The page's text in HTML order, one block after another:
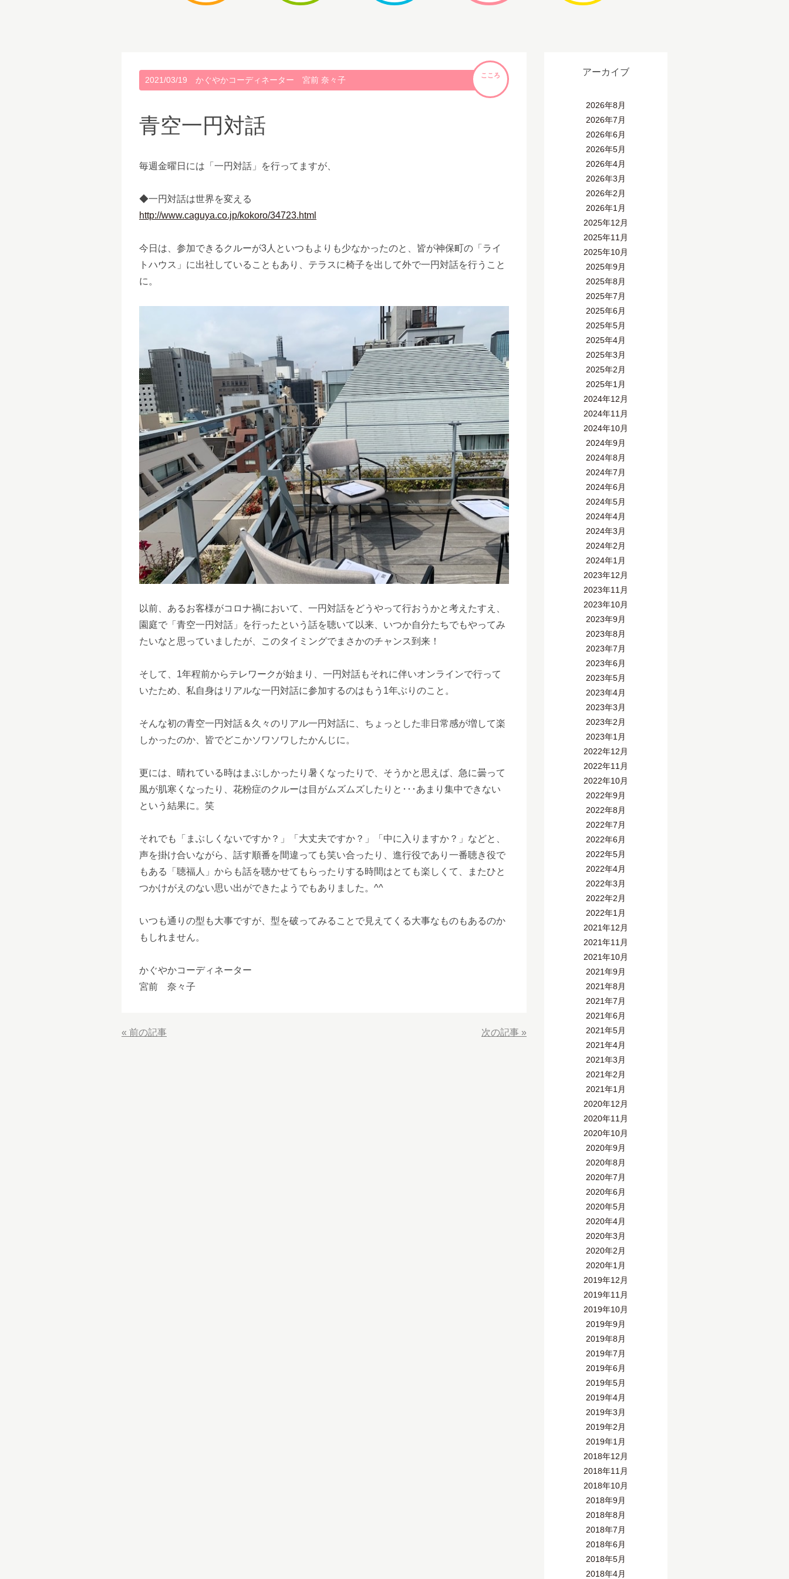
2021/03/19 かぐやかコーディネーター 宮前 奈々子 こころ
青空一円対話
毎週金曜日には「一円対話」を行ってますが、
◆一円対話は世界を変える
http://www.caguya.co.jp/kokoro/34723.html
今日は、参加できるクルーが3人といつもよりも少なかったのと、皆が神保町の「ライ
トハウス」に出社していることもあり、テラスに椅子を出して外で一円対話を行うこと
に。
以前、あるお客様がコロナ禍において、一円対話をどうやって行おうかと考えたすえ、
園庭で「青空一円対話」を行ったという話を聴いて以来、いつか自分たちでもやってみ
たいなと思っていましたが、このタイミングでまさかのチャンス到来！
そして、1年程前からテレワークが始まり、一円対話もそれに伴いオンラインで行って
いたため、私自身はリアルな一円対話に参加するのはもう1年ぶりのこと。
そんな初の青空一円対話＆久々のリアル一円対話に、ちょっとした非日常感が増して楽
しかったのか、皆でどこかソワソワしたかんじに。
更には、晴れている時はまぶしかったり暑くなったりで、そうかと思えば、急に曇って
風が肌寒くなったり、花粉症のクルーは目がムズムズしたりと･･･あまり集中できない
という結果に。笑
それでも「まぶしくないですか？」「大丈夫ですか？」「中に入りますか？」などと、
声を掛け合いながら、話す順番を間違っても笑い合ったり、進行役であり一番聴き役で
もある「聴福人」からも話を聴かせてもらったりする時間はとても楽しくて、またひと
つかけがえのない思い出ができたようでもありました。^^
いつも通りの型も大事ですが、型を破ってみることで見えてくる大事なものもあるのか
もしれません。
かぐやかコーディネーター
宮前 奈々子
« 前の記事 次の記事 »
アーカイブ
2026年8月
2026年7月
2026年6月
2026年5月
2026年4月
2026年3月
2026年2月
2026年1月
2025年12月
2025年11月
2025年10月
2025年9月
2025年8月
2025年7月
2025年6月
2025年5月
2025年4月
2025年3月
2025年2月
2025年1月
2024年12月
2024年11月
2024年10月
2024年9月
2024年8月
2024年7月
2024年6月
2024年5月
2024年4月
2024年3月
2024年2月
2024年1月
2023年12月
2023年11月
2023年10月
2023年9月
2023年8月
2023年7月
2023年6月
2023年5月
2023年4月
2023年3月
2023年2月
2023年1月
2022年12月
2022年11月
2022年10月
2022年9月
2022年8月
2022年7月
2022年6月
2022年5月
2022年4月
2022年3月
2022年2月
2022年1月
2021年12月
2021年11月
2021年10月
2021年9月
2021年8月
2021年7月
2021年6月
2021年5月
2021年4月
2021年3月
2021年2月
2021年1月
2020年12月
2020年11月
2020年10月
2020年9月
2020年8月
2020年7月
2020年6月
2020年5月
2020年4月
2020年3月
2020年2月
2020年1月
2019年12月
2019年11月
2019年10月
2019年9月
2019年8月
2019年7月
2019年6月
2019年5月
2019年4月
2019年3月
2019年2月
2019年1月
2018年12月
2018年11月
2018年10月
2018年9月
2018年8月
2018年7月
2018年6月
2018年5月
2018年4月